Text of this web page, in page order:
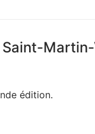
édition.